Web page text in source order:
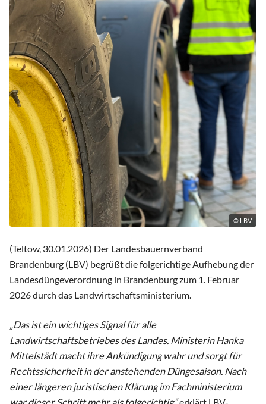
© LBV
(Teltow, 30.01.2026) Der Landesbauernverband
Brandenburg (LBV) begrüßt die folgerichtige Aufhebung der
Landesdüngeverordnung in Brandenburg zum 1. Februar
2026 durch das Landwirtschaftsministerium.
„Das ist ein wichtiges Signal für alle
Landwirtschaftsbetriebes des Landes. Ministerin Hanka
Mittelstädt macht ihre Ankündigung wahr und sorgt für
Rechtssicherheit in der anstehenden Düngesaison. Nach
einer längeren juristischen Klärung im Fachministerium